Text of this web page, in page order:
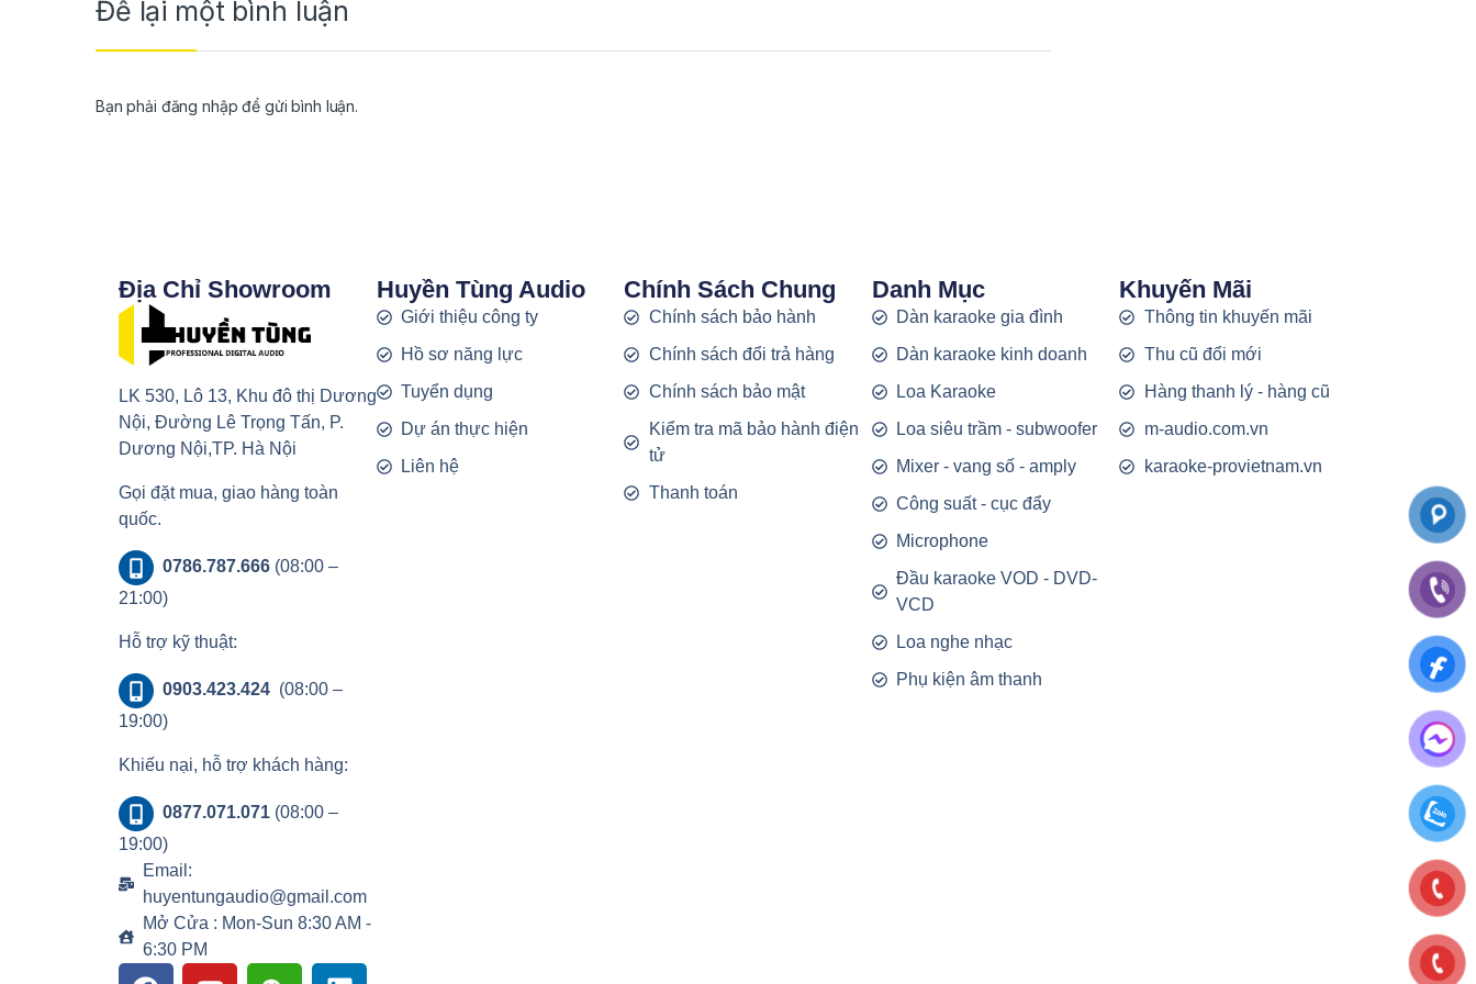
Để lại một bình luận
Bạn phải đăng nhập để gửi bình luận.
Địa Chỉ Showroom
LK 530, Lô 13, Khu đô thị Dương
Nội, Đường Lê Trọng Tấn, P.
Dương Nội,TP. Hà Nội
Gọi đặt mua, giao hàng toàn
quốc.
0786.787.666(08:00 –
21:00)
Hỗ trợ kỹ thuật:
0903.423.424 (08:00 –
19:00)
Khiếu nại, hỗ trợ khách hàng:
0877.071.071(08:00 –
19:00)
Email:
huyentungaudio@gmail.com
Mở Cửa : Mon-Sun 8:30 AM -
6:30 PM
Huyền Tùng Audio
Giới thiệu công ty
Hồ sơ năng lực
Tuyển dụng
Dự án thực hiện
Liên hệ
Chính Sách Chung
Chính sách bảo hành
Chính sách đổi trả hàng
Chính sách bảo mật
Kiểm tra mã bảo hành điện
tử
Thanh toán
Danh Mục
Dàn karaoke gia đình
Dàn karaoke kinh doanh
Loa Karaoke
Loa siêu trầm - subwoofer
Mixer - vang số - amply
Công suất - cục đẩy
Microphone
Đầu karaoke VOD - DVD-
VCD
Loa nghe nhạc
Phụ kiện âm thanh
Khuyến Mãi
Thông tin khuyến mãi
Thu cũ đổi mới
Hàng thanh lý - hàng cũ
m-audio.com.vn
karaoke-provietnam.vn